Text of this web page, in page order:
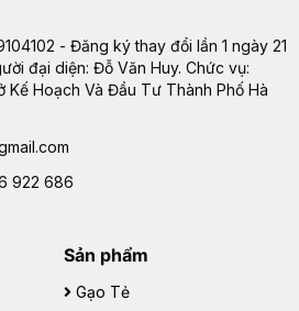
- Đăng ký thay đổi lần 1 ngày 21
đại diện: Đỗ Văn Huy. Chức vụ:
Kế Hoạch Và Đầu Tư Thành Phố Hà
922 686
Sản phẩm
Gạo Tẻ